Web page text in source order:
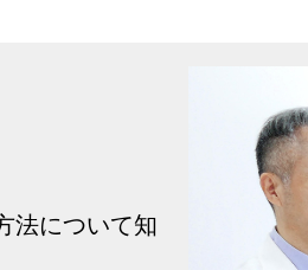
法について知